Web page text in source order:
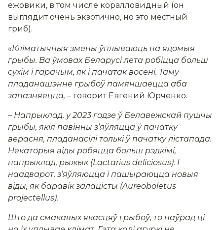
ежовики, в том числе коралловидный (он
выглядит очень экзотично, но это местный
гриб).
«Кліматычныя змены ўплываюць на ядомыя
грыбы. Ва ўмовах Беларусі лета робіцца больш
сухім і гарачым, як і пачатак восені. Таму
пладанашэнне грыбоў памяншаецца аба
запазняецца, – говорит Евгений Юрченко.
– Напрыклад, у 2023 годзе ў Белавежскай пушчы
грыбы, якія павінны з’яўляцца ў пачатку
верасня, пладанасілі толькі ў пачатку лістапада.
Некаторыя віды робяцца больш рэдкімі,
напрыклад, рыжык (Lactarius deliciosus). І
наадварот, з’яўляюцца і пашыраюцца новыя
віды, як баравік залацісты (Aureoboletus
projectellus).
Што да смакавых якасцяў грыбоў, то наўрад ці